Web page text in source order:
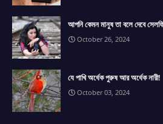
আপনি কেমন মানুষ তা বলে দেবে
October 26, 2024
যে পাখি অর্ধেক পুরুষ আর অর্ধেক নারী!
October 03, 2024